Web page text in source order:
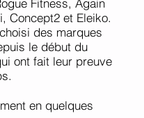
Fitness, Again
Concept2 et Eleiko.
des marques
le début du
ont fait leur preuve
en quelques